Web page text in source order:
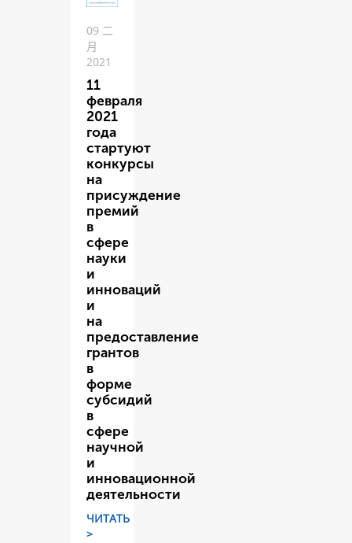
09 二
月
2021
11
февраля
2021
года
стартуют
конкурсы
на
присуждение
премий
в
сфере
науки
и
инноваций
и
на
предоставление
грантов
в
форме
субсидий
в
сфере
научной
и
инновационной
деятельности
ЧИТАТЬ
>